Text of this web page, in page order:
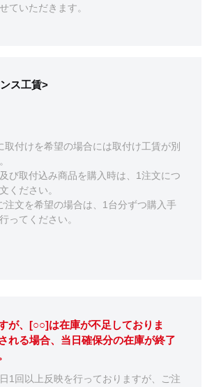
ていただきます。
ス工賃>
取付けを希望の場合には取付け工賃が別
び取付込み商品を購入時は、1注文につ
ください。
文を希望の場合は、1台分ずつ購入手
ってください。
が、[○○]は在庫が不足しておりま
れる場合、当日確保分の在庫が終了
1回以上反映を行っておりますが、ご注